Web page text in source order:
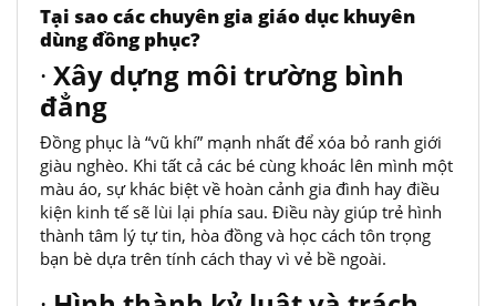
Tại sao các chuyên gia giáo dục khuyên
dùng đồng phục?
· Xây dựng môi trường bình
đẳng
Đồng phục là “vũ khí” mạnh nhất để xóa bỏ ranh giới
giàu nghèo. Khi tất cả các bé cùng khoác lên mình một
màu áo, sự khác biệt về hoàn cảnh gia đình hay điều
kiện kinh tế sẽ lùi lại phía sau. Điều này giúp trẻ hình
thành tâm lý tự tin, hòa đồng và học cách tôn trọng
bạn bè dựa trên tính cách thay vì vẻ bề ngoài.